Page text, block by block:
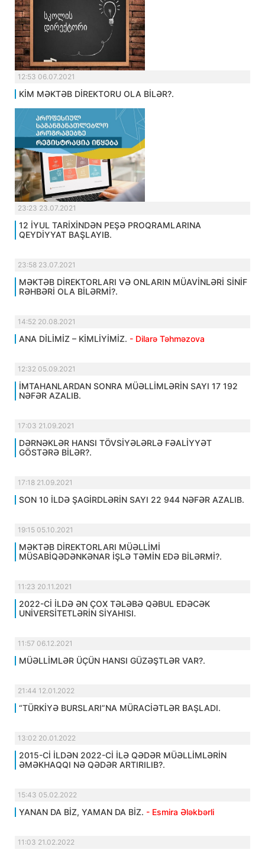
12:53 06.07.2021
KİM MƏKTƏB DİREKTORU OLA BİLƏR?.
23:23 23.07.2021
12 İYUL TARİXİNDƏN PEŞƏ PROQRAMLARINA
QEYDİYYAT BAŞLAYIB.
23:58 23.07.2021
MƏKTƏB DİREKTORLARI VƏ ONLARIN MÜAVİNLƏRİ SİNİF
RƏHBƏRİ OLA BİLƏRMİ?.
14:52 20.08.2021
ANA DİLİMİZ – KİMLİYİMİZ. - Dilarə Təhməzova
12:32 05.09.2021
İMTAHANLARDAN SONRA MÜƏLLİMLƏRİN SAYI 17 192
NƏFƏR AZALIB.
17:03 21.09.2021
DƏRNƏKLƏR HANSI TÖVSİYƏLƏRLƏ FƏALİYYƏT
GÖSTƏRƏ BİLƏR?.
17:18 21.09.2021
SON 10 İLDƏ ŞAGİRDLƏRİN SAYI 22 944 NƏFƏR AZALIB.
19:15 05.10.2021
MƏKTƏB DİREKTORLARI MÜƏLLİMİ
MÜSABİQƏDƏNKƏNAR İŞLƏ TƏMİN EDƏ BİLƏRMİ?.
11:23 20.11.2021
2022-Cİ İLDƏ ƏN ÇOX TƏLƏBƏ QƏBUL EDƏCƏK
UNİVERSİTETLƏRİN SİYAHISI.
11:57 06.12.2021
MÜƏLLİMLƏR ÜÇÜN HANSI GÜZƏŞTLƏR VAR?.
21:44 12.01.2022
“TÜRKİYƏ BURSLARI”NA MÜRACİƏTLƏR BAŞLADI.
13:02 20.01.2022
2015-Cİ İLDƏN 2022-Cİ İLƏ QƏDƏR MÜƏLLİMLƏRİN
ƏMƏKHAQQI NƏ QƏDƏR ARTIRILIB?.
15:43 05.02.2022
YANAN DA BİZ, YAMAN DA BİZ. - Esmira Ələkbərli
11:03 21.02.2022